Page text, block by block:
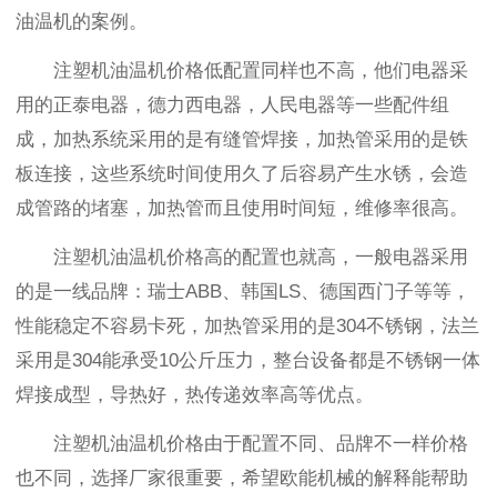
油温机的案例。
注塑机油温机价格低配置同样也不高，他们电器采
用的正泰电器，德力西电器，人民电器等一些配件组
成，加热系统采用的是有缝管焊接，加热管采用的是铁
板连接，这些系统时间使用久了后容易产生水锈，会造
成管路的堵塞，加热管而且使用时间短，维修率很高。
注塑机油温机价格高的配置也就高，一般电器采用
的是一线品牌：瑞士ABB、韩国LS、德国西门子等等，
性能稳定不容易卡死，加热管采用的是304不锈钢，法兰
采用是304能承受10公斤压力，整台设备都是不锈钢一体
焊接成型，导热好，热传递效率高等优点。
注塑机油温机价格由于配置不同、品牌不一样价格
也不同，选择厂家很重要，希望欧能机械的解释能帮助